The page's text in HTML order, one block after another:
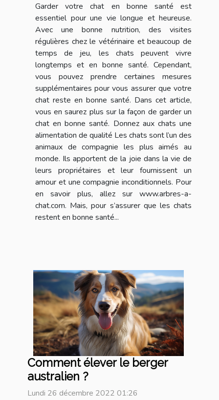
Garder votre chat en bonne santé est
essentiel pour une vie longue et heureuse.
Avec une bonne nutrition, des visites
régulières chez le vétérinaire et beaucoup de
temps de jeu, les chats peuvent vivre
longtemps et en bonne santé. Cependant,
vous pouvez prendre certaines mesures
supplémentaires pour vous assurer que votre
chat reste en bonne santé. Dans cet article,
vous en saurez plus sur la façon de garder un
chat en bonne santé. Donnez aux chats une
alimentation de qualité Les chats sont l’un des
animaux de compagnie les plus aimés au
monde. Ils apportent de la joie dans la vie de
leurs propriétaires et leur fournissent un
amour et une compagnie inconditionnels. Pour
en savoir plus, allez sur www.arbres-a-
chat.com. Mais, pour s’assurer que les chats
restent en bonne santé...
Comment élever le berger
australien ?
Lundi 26 décembre 2022 01:26